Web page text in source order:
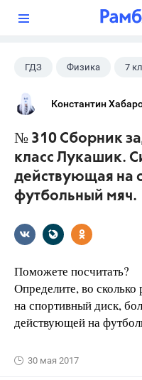
ГДЗ Физика 7
9 класс
Константин
№ 310 Сборник
класс Лукашик.
действующая на
футбольный мяч.
Поможете посчитать?
Определите, во
на спортивный диск,
действующей на
30 мая 2017